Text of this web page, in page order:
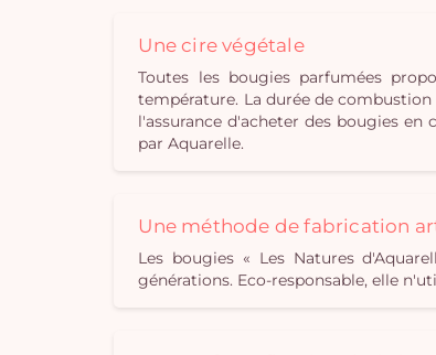
Une cire végétale
Toutes les bougies parfumées
température. La durée de
l'assurance d'acheter des bougies
par Aquarelle.
Une méthode de fabrication
Les bougies « Les Natures
générations. Eco-responsable, elle